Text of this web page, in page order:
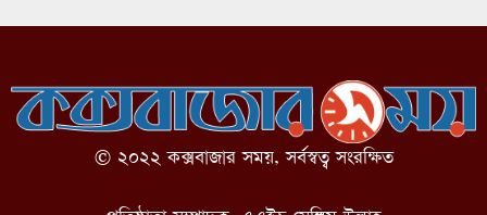
© ২০২২ কক্সবাজার সময়, সর্বস্বত্ব সংরক্ষিত